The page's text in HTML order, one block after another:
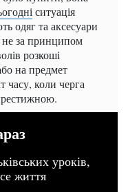
ситуація
одяг та аксесуари
не за принципом
розкоші
на предмет
часу, коли черга
уроків,
життя